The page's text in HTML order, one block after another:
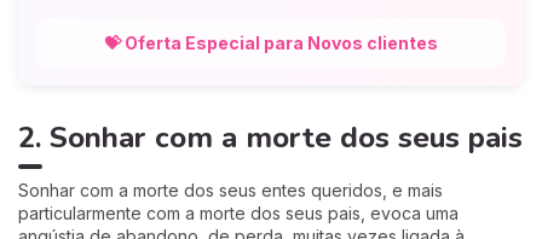
💝 Oferta Especial para Novos clientes
2. Sonhar com a morte dos seus pais
Sonhar com a morte dos seus entes queridos, e mais
particularmente com a morte dos seus pais, evoca uma